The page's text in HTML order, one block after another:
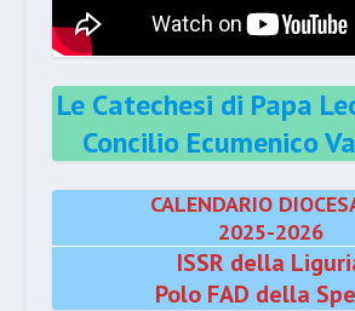
Le Catechesi di Papa
Concilio Ecumenico
CALENDARIO
2025-2026
ISSR della
Polo FAD della